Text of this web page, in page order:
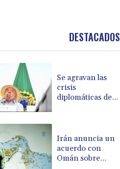
DESTACADOS
Se agravan las
crisis
diplomáticas de
Irán anuncia un
acuerdo con
Omán sobre